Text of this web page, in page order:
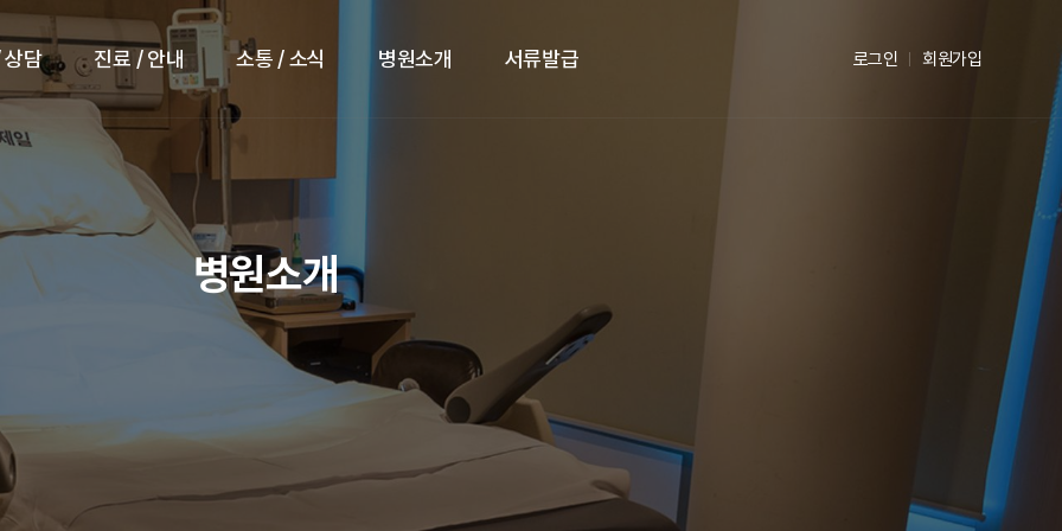
상담 진료 / 안내 소통 / 소식 병원소개 서류발급 로그인 회원가입
병원소개